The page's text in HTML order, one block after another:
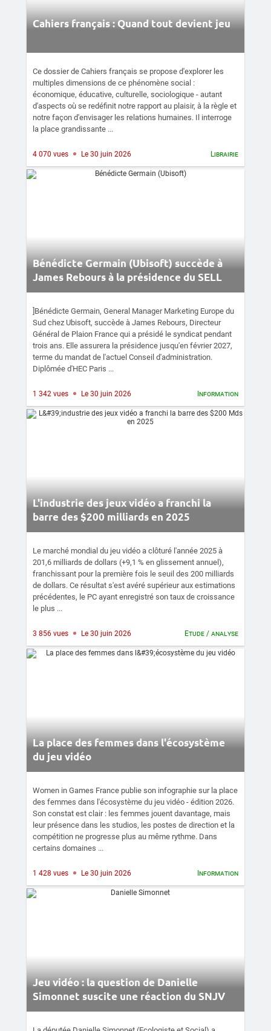
Cahiers français : Quand tout devient jeu
Ce dossier de Cahiers français se propose d'explorer les
multiples dimensions de ce phénomène social :
économique, éducative, culturelle, sociologique - autant
d'aspects où se redéfinit notre rapport au plaisir, à la règle et
notre façon d'envisager les relations humaines. Il interroge
la place grandissante ...
4 070 vues Le 30 juin 2026 Librairie
Bénédicte Germain (Ubisoft) succède à
James Rebours à la présidence du SELL
]Bénédicte Germain, General Manager Marketing Europe du
Sud chez Ubisoft, succède à James Rebours, Directeur
Général de Plaion France qui a présidé le syndicat pendant
trois ans. Elle assurera la présidence jusqu'en février 2027,
terme du mandat de l'actuel Conseil d'administration.
Diplômée d'HEC Paris ...
1 342 vues Le 30 juin 2026 Information
L'industrie des jeux vidéo a franchi la
barre des $200 milliards en 2025
Le marché mondial du jeu vidéo a clôturé l'année 2025 à
201,6 milliards de dollars (+9,1 % en glissement annuel),
franchissant pour la première fois le seuil des 200 milliards
de dollars. Ce résultat s'est avéré supérieur aux estimations
précédentes, le PC ayant enregistré son taux de croissance
le plus ...
3 856 vues Le 30 juin 2026 Etude / analyse
La place des femmes dans l'écosystème
du jeu vidéo
Women in Games France publie son infographie sur la place
des femmes dans l'écosystème du jeu vidéo - édition 2026.
Son constat est clair : les femmes jouent davantage, mais
leur présence dans les studios, les postes de direction et la
compétition ne progresse plus au même rythme. Dans
certains domaines ...
1 428 vues Le 30 juin 2026 Information
Jeu vidéo : la question de Danielle
Simonnet suscite une réaction du SNJV